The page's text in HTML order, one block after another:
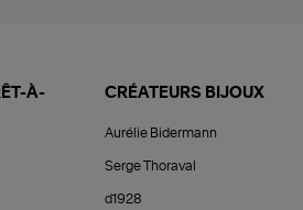
À-
CRÉATEURS BIJOUX
Aurélie Bidermann
Serge Thoraval
d1928